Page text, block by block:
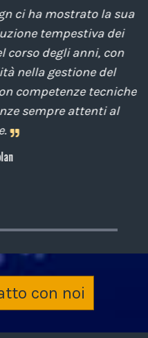
ci ha mostrato la sua
tempestiva dei
corso degli anni, con
nella gestione del
competenze tecniche
sempre attenti al
con noi